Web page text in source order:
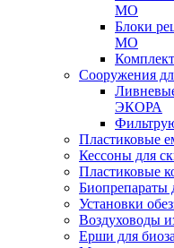
МО
Блоки
МО
Сооружения
ЭКОРА
Пластиковые
Кессоны для
Пластиковые
Биопрепараты
Установки
Воздуховоды
Ерши для